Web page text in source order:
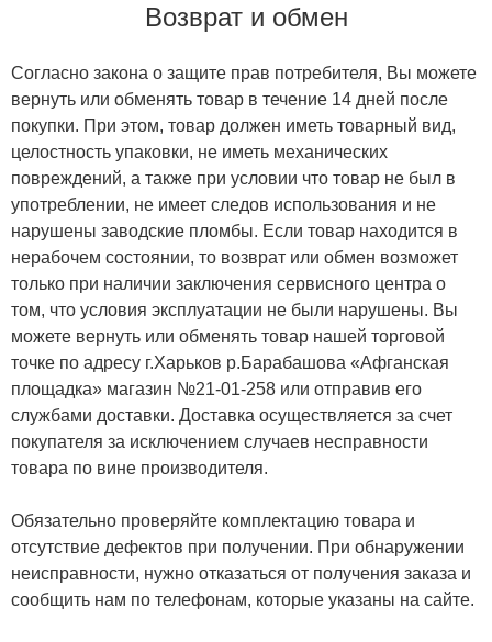
Возврат и обмен
Согласно закона о защите прав потребителя, Вы можете
вернуть или обменять товар в течение 14 дней после
покупки. При этом, товар должен иметь товарный вид,
целостность упаковки, не иметь механических
повреждений, а также при условии что товар не был в
употреблении, не имеет следов использования и не
нарушены заводские пломбы. Если товар находится в
нерабочем состоянии, то возврат или обмен возможет
только при наличии заключения сервисного центра о
том, что условия эксплуатации не были нарушены. Вы
можете вернуть или обменять товар нашей торговой
точке по адресу г.Харьков р.Барабашова «Афганская
площадка» магазин №21-01-258 или отправив его
службами доставки. Доставка осуществляется за счет
покупателя за исключением случаев несправности
товара по вине производителя.
Обязательно проверяйте комплектацию товара и
отсутствие дефектов при получении. При обнаружении
неисправности, нужно отказаться от получения заказа и
сообщить нам по телефонам, которые указаны на сайте.